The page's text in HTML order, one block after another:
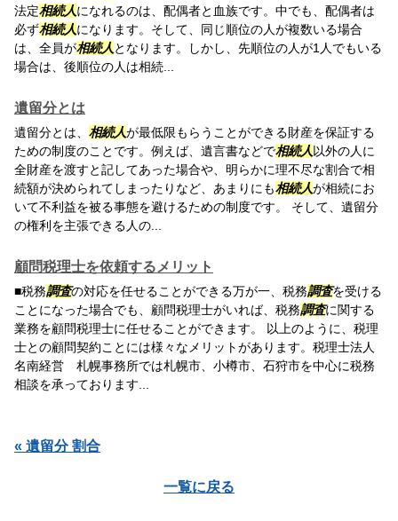
法定相続人になれるのは、配偶者と血族です。中でも、配偶者は
必ず相続人になります。そして、同じ順位の人が複数いる場合
は、全員が相続人 となります。しかし、先順位の人が1人でもいる
場合は、後順位の人は相続...
遺留分とは
遺留分とは、 相続人が最低限もらうことができる財産を保証する
ための制度のことです。例えば、遺言書などで相続人 以外の人に
全財産を渡すと記してあった場合や、明らかに理不尽な割合で相
続額が決められてしまったりなど、あまりにも相続人が相続にお
いて不利益を被る事態を避けるための制度です。 そして、遺留分
の権利を主張できる人の...
顧問税理士を依頼するメリット
■税務調査の対応を任せることができる万が一、税務調査を受ける
ことになった場合でも、顧問税理士がいれば、税務調査に関する
業務を顧問税理士に任せることができます。 以上のように、税理
士との顧問契約ことには様々なメリットがあります。税理士法人
名南経営 札幌事務所では札幌市、小樽市、石狩市を中心に税務
相談を承っております...
« 遺留分 割合
一覧に戻る